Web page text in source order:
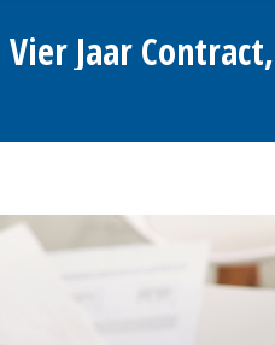
Vier Jaar